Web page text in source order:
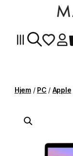
Hjem/ PC / Apple